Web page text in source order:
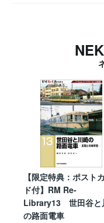
【限定特典：ポスト
ド付】RM Re-
Library13 世田谷と
の路面電車